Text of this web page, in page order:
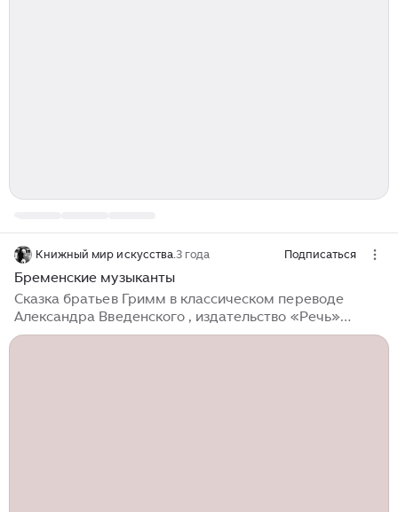
Книжный мир искусства. 3 года Подписаться
Бременские музыканты
Сказка братьев Гримм в классическом переводе
Александра Введенского , издательство «Речь»
Санкт-Петербург - Москва, 2017 год.